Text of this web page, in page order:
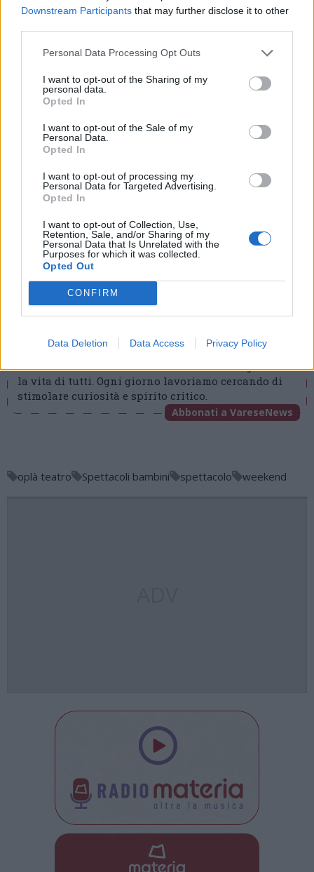
Downstream Participants that may further disclose it to other
Personal Data Processing Opt Outs
I want to opt-out of the Sharing of my
personal data.
Opted In
I want to opt-out of the Sale of my
Personal Data.
Opted In
I want to opt-out of processing my
Personal Data for Targeted Advertising.
Opted In
I want to opt-out of Collection, Use,
Retention, Sale, and/or Sharing of my
Personal Data that Is Unrelated with the
Purposes for which it was collected.
Opted Out
CONFIRM
Data Deletion Data Access Privacy Policy
3483249411
info@oplateatro.it
https://docs.google.com/forms/u/5/d/e/
dB4e_Z2eRZQKMY7ZSVTw-S-xlS0DZVYLqQ/viewform
16 Giugno 2025
Noi della redazione di VareseNews crediamo che
una buona informazione contribuisca a migliorare
la vita di tutti. Ogni giorno lavoriamo cercando di
stimolare curiosità e spirito critico.
Abbonati a VareseNews
oplà teatro Spettacoli bambini spettacolo weekend